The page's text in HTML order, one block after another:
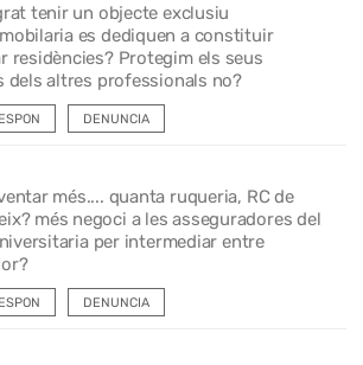
tenir un objecte exclusiu
es dediquen a constituir
residències? Protegim els seus
dels altres professionals no?
DENUNCIA
més.... quanta ruqueria, RC de
més negoci a les asseguradores del
per intermediar entre
DENUNCIA